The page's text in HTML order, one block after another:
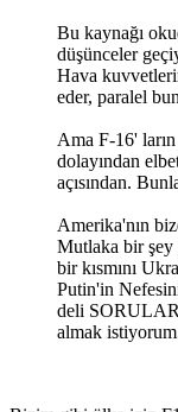
Bu kaynağı
düşünceler
Hava
eder, paralel
Ama F-16'
dolayından
açısından.
Amerika'nın
Mutlaka bir şey
bir kısmını
Putin'in
deli SORULAR
almak